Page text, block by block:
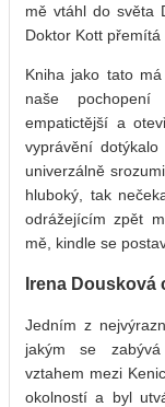
mě vtáhl do světa
Doktor Kott přemítá
Kniha jako tato
naše
empatictější a
vyprávění
univerzálně
hluboký, tak
odrážejícím zpět
mě, kindle se
Irena Dousková
Jedním z
jakým se zabývá
vztahem mezi
okolností a byl